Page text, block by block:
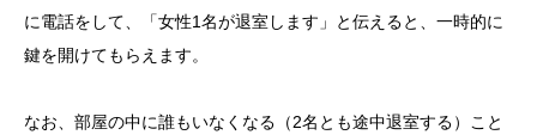
に電話をして、「女性1名が退室します」と伝えると、一時的に
鍵を開けてもらえます。
なお、部屋の中に誰もいなくなる（2名とも途中退室する）こと